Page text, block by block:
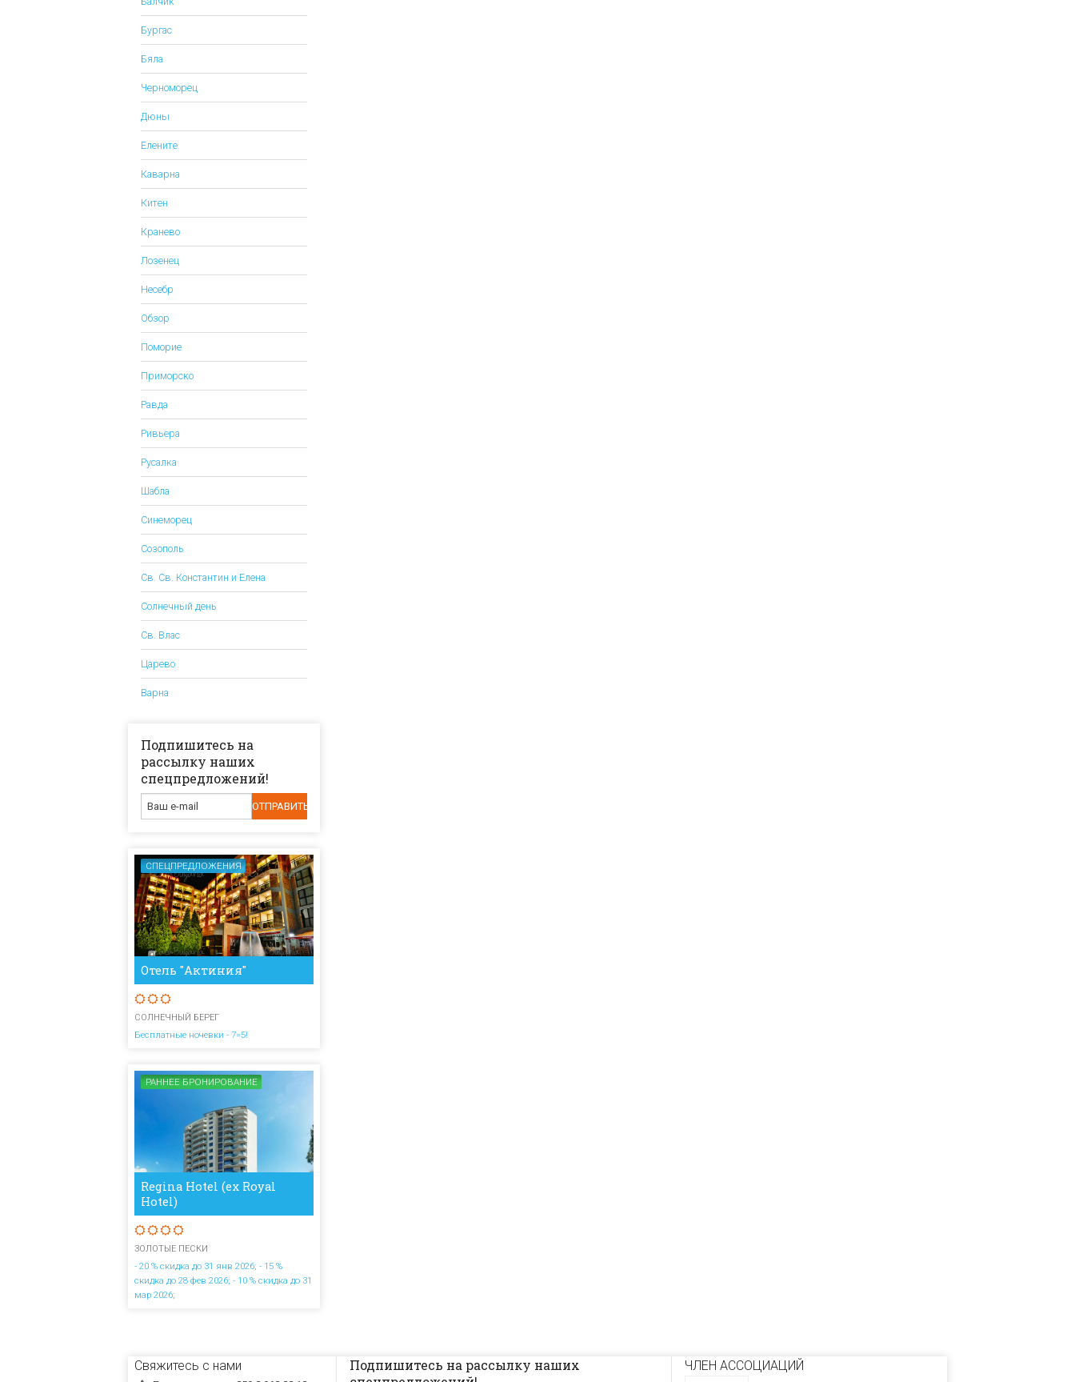
Бургас
Бяла
Черноморец
Дюны
Елените
Каварна
Китен
Кранево
Лозенец
Несебр
Обзор
Поморие
Приморско
Равда
Ривьера
Русалка
Шабла
Синеморец
Созополь
Св. Св. Константин и Елена
Солнечный день
Св. Влас
Царево
Варна
Подпишитесь на
рассылку наших
спецпредложений!
СПЕЦПРЕДЛОЖЕНИЯ
Отель "Актиния"
СОЛНЕЧНЫЙ БЕРЕГ
Бесплатные ночевки - 7=5!
РАННЕЕ БРОНИРОВАНИЕ
Regina Hotel (ex Royal
Hotel)
ЗОЛОТЫЕ ПЕСКИ
- 20 % скидка до 31 янв 2026; - 15 %
скидка до 28 фев 2026; - 10 % скидка до 31
мар 2026;
Свяжитесь с нами
Подпишитесь на рассылку наших
ЧЛЕН АССОЦИАЦИЙ